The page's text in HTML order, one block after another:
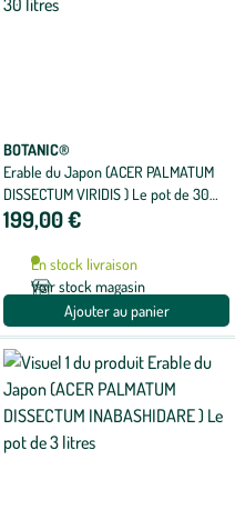
BOTANIC®
Erable du Japon (ACER PALMATUM
DISSECTUM VIRIDIS ) Le pot de 30
litres
199,00 €
En stock livraison
Voir stock magasin
Ajouter au panier